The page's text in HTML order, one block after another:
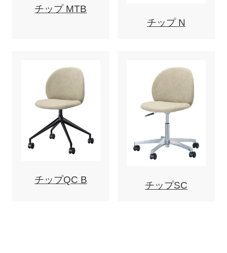
チップ MTB
チップ N
チップQC B
チップSC